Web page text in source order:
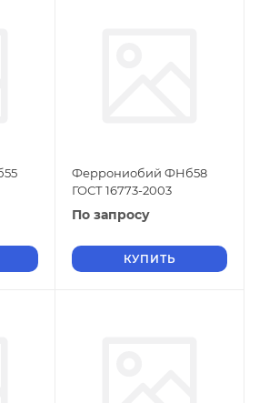
Феррониобий ФНб58
ГОСТ 16773-2003
По запросу
КУПИТЬ